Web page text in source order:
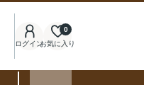
ログインお気に入り
0